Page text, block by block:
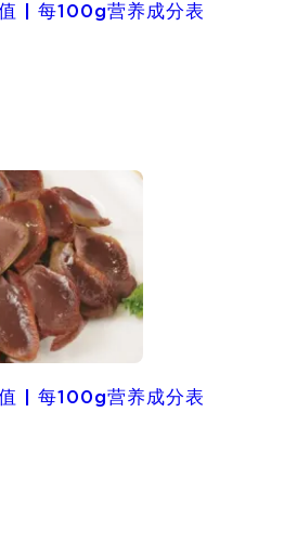
值 | 每100g营养成分表
值 | 每100g营养成分表